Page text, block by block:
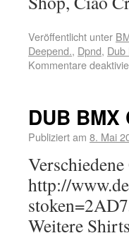
Veröffentlicht unter
Deepend., Dpnd, Dub
Kommentare
DUB
Publiziert am 8. Mai
http://
Weitere